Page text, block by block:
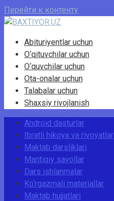
Перейти к контенту
Abituriyentlar uchun
O‘qituvchilar uchun
O‘quvchilar uchun
Ota-onalar uchun
Talabalar uchun
Shaxsiy rivojlanish
Android dasturlar
Ibratli hikoya va rivoyatlar
Maktab darsliklari
Mantiqiy savollar
Dars ishlanmalar
Ko‘rgazmali materiallar
Maktab hujjatlari